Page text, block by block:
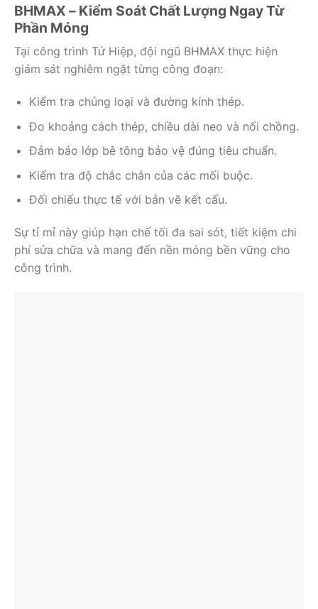
BHMAX – Kiểm Soát Chất Lượng Ngay Từ
Phần Móng
Tại công trình Tứ Hiệp, đội ngũ BHMAX thực hiện
giám sát nghiêm ngặt từng công đoạn:
Kiểm tra chủng loại và đường kính thép.
Đo khoảng cách thép, chiều dài neo và nối chồng.
Đảm bảo lớp bê tông bảo vệ đúng tiêu chuẩn.
Kiểm tra độ chắc chắn của các mối buộc.
Đối chiếu thực tế với bản vẽ kết cấu.
Sự tỉ mỉ này giúp hạn chế tối đa sai sót, tiết kiệm chi
phí sửa chữa và mang đến nền móng bền vững cho
công trình.